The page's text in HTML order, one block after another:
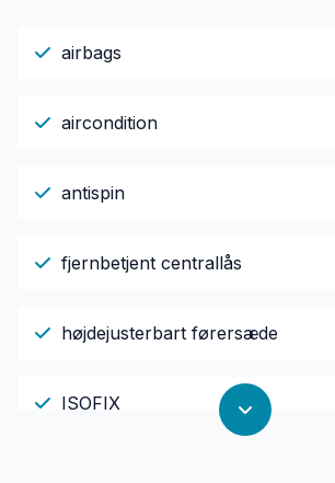
airbags
aircondition
antispin
fjernbetjent centrallås
højdejusterbart førersæde
ISOFIX